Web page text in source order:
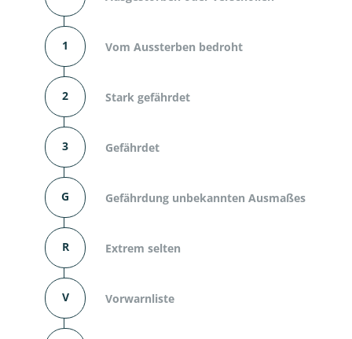
1 Vom Aussterben bedroht
2 Stark gefährdet
3 Gefährdet
G Gefährdung unbekannten Ausmaßes
R Extrem selten
V Vorwarnliste